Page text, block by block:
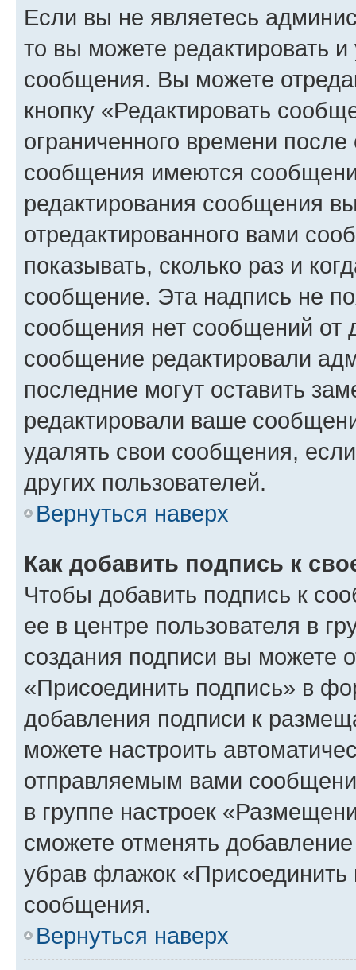
Если вы не являетесь
то вы можете редактировать
сообщения. Вы можете
кнопку «Редактировать
ограниченного времени
сообщения имеются
редактирования сообщения
отредактированного вами
показывать, сколько раз и
сообщение. Эта надпись не
сообщения нет сообщений от
сообщение редактировали
последние могут оставить
редактировали ваше
удалять свои сообщения,
других пользователей.
Вернуться наверх
Как добавить подпись к
Чтобы добавить подпись к
ее в центре пользователя в
создания подписи вы можете
«Присоединить подпись» в
добавления подписи к
можете настроить
отправляемым вами
в группе настроек
сможете отменять
убрав флажок
сообщения.
Вернуться наверх